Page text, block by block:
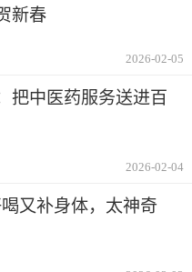
新春
2026-02-05
把中医药服务送进百
2026-02-04
又补身体，太神奇